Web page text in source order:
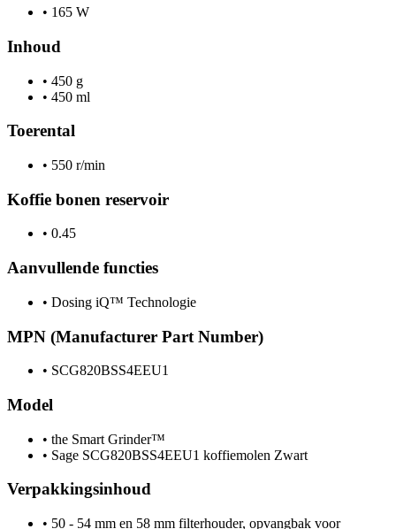
• 165 W
Inhoud
• 450 g
• 450 ml
Toerental
• 550 r/min
Koffie bonen reservoir
• 0.45
Aanvullende functies
• Dosing iQ™ Technologie
MPN (Manufacturer Part Number)
• SCG820BSS4EEU1
Model
• the Smart Grinder™
• Sage SCG820BSS4EEU1 koffiemolen Zwart
Verpakkingsinhoud
• 50 - 54 mm en 58 mm filterhouder, opvangbak voor